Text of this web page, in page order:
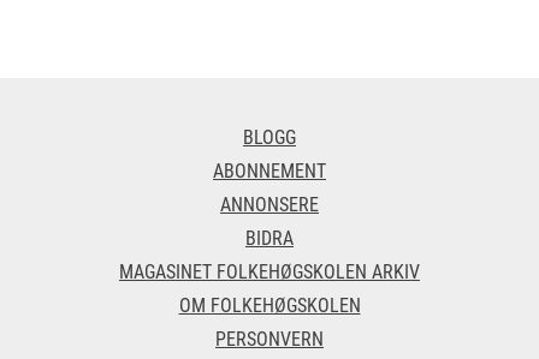
BLOGG
ABONNEMENT
ANNONSERE
BIDRA
MAGASINET FOLKEHØGSKOLEN ARKIV
OM FOLKEHØGSKOLEN
PERSONVERN